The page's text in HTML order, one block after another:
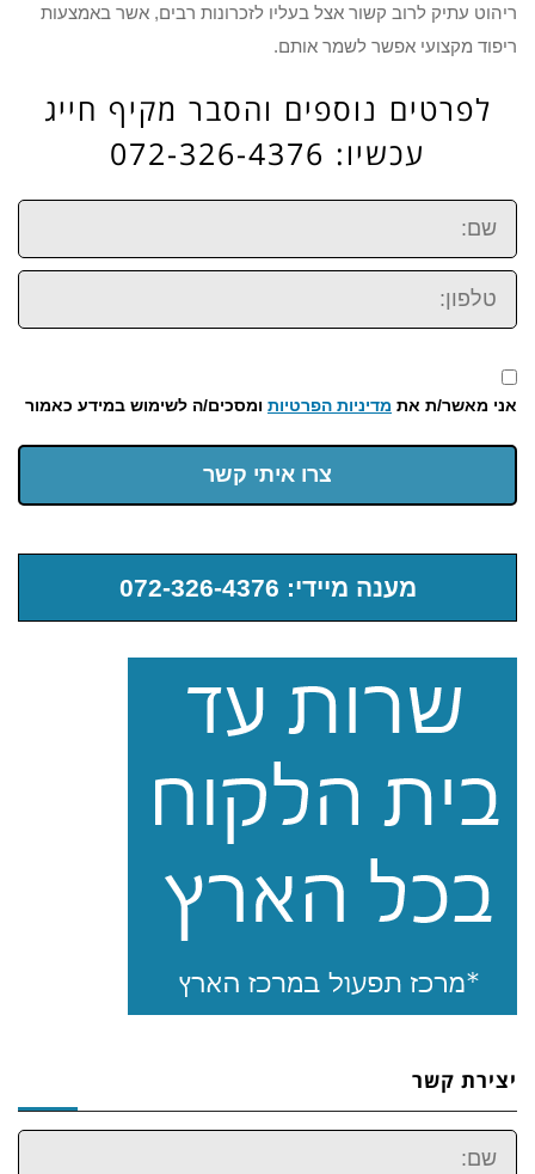
ריהוט עתיק לרוב קשור אצל בעליו לזכרונות רבים, אשר באמצעות
ריפוד מקצועי אפשר לשמר אותם.
לפרטים נוספים והסבר מקיף חייג
עכשיו: 072-326-4376
שם:
טלפון:
אני מאשר/ת את מדיניות הפרטיות ומסכים/ה לשימוש במידע כאמור
צרו איתי קשר
מענה מיידי: 072-326-4376
יצירת קשר
שם: